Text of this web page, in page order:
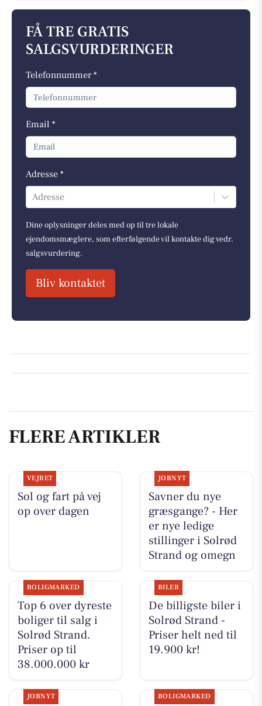
FÅ TRE GRATIS
SALGSVURDERINGER
Telefonnummer *
Email *
Adresse *
Adresse
Dine oplysninger deles med op til tre lokale
ejendomsmæglere, som efterfølgende vil kontakte dig vedr.
salgsvurdering.
Bliv kontaktet
FLERE ARTIKLER
VEJRET
Sol og fart på vej
op over dagen
JOBNYT
Savner du nye
græsgange? - Her
er nye ledige
stillinger i Solrød
Strand og omegn
BOLIGMARKED
Top 6 over dyreste
boliger til salg i
Solrød Strand.
Priser op til
38.000.000 kr
BILER
De billigste biler i
Solrød Strand -
Priser helt ned til
19.900 kr!
JOBNYT BOLIGMARKED